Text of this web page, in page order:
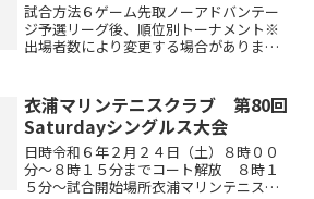
試合方法６ゲーム先取ノーアドバンテー
ジ予選リーグ後、順位別トーナメント※
出場者数により変更する場合がありま
明※受付時間厳守とします。万が一遅れ
る場合は必...
衣浦マリンテニスクラブ 第80回
Saturdayシングルス大会
日時令和６年２月２４日（土）８時００
分～８時１５分までコート解放 ８時１
５分～試合開始場所衣浦マリンテニスク